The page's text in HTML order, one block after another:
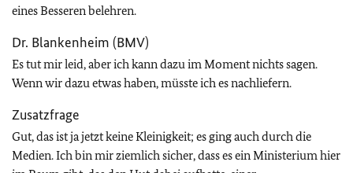
eines Besseren belehren.
Dr. Blankenheim (BMV)
Es tut mir leid, aber ich kann dazu im Moment nichts sagen.
Wenn wir dazu etwas haben, müsste ich es nachliefern.
Zusatzfrage
Gut, das ist ja jetzt keine Kleinigkeit; es ging auch durch die
Medien. Ich bin mir ziemlich sicher, dass es ein Ministerium hier